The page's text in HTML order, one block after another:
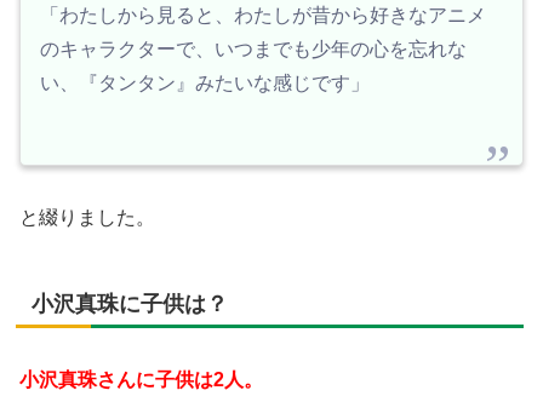
「わたしから見ると、わたしが昔から好きなアニメ
のキャラクターで、いつまでも少年の心を忘れな
い、『タンタン』みたいな感じです」
と綴りました。
小沢真珠に子供は？
小沢真珠さんに子供は2人。